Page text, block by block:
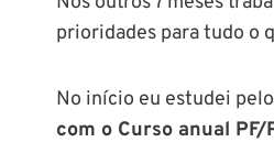
prioridades para tudo o
No início eu estudei
com o Curso anual